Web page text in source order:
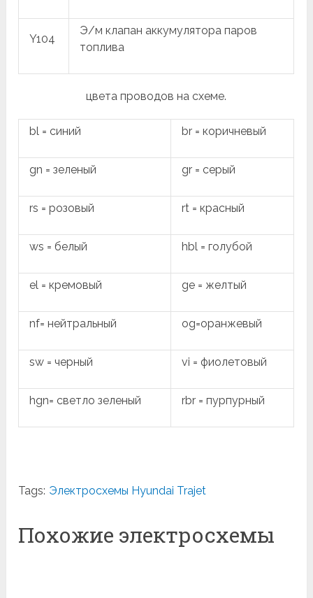
Y104
Э/м клапан аккумулятора паров
топлива
цвета проводов на схеме.
bl = синий br = коричневый
gn = зеленый gr = серый
rs = розовый rt = красный
ws = белый hbl = голубой
el = кремовый ge = желтый
nf= нейтральный og=оранжевый
sw = черный vi = фиолетовый
hgn= светло зеленый rbr = пурпурный
Tags: Электросхемы Hyundai Trajet
Похожие электросхемы